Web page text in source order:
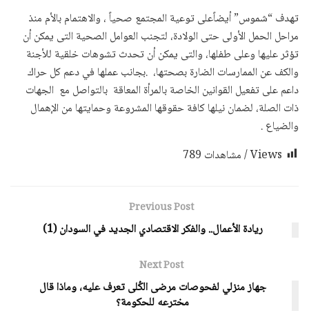
تهدف “شموس” أيضاًعلى توعية المجتمع صحياً ، والاهتمام بالأم منذ
مراحل الحمل الأولى حتى الولادة، لتجنب العوامل الصحية التى يمكن أن
تؤثر عليها وعلى طفلها، والتى يمكن أن تحدث تشوهات خلقية للأجنة
والكف عن الممارسات الضارة بصحتها، .بجانب عملها في دعم كل حراك
داعم على تفعيل القوانين الخاصة بالمرأة المعاقة بالتواصل مع الجهات
ذات الصلة، لضمان نيلها كافة حقوقها المشروعة وحمايتها من الإهمال
والضياع .
Views / مشاهدات
789
Previous Post
ريادة الأعمال.. والفكر الاقتصادي الجديد في السودان (1)
Next Post
جهاز منزلي لفحوصات مرضى الكُلى تعرف عليه، وماذا قال
مخترعه للحكومة؟